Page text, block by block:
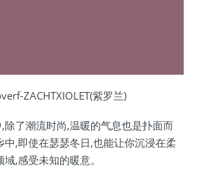
ZACHTXIOLET(紫罗兰)
除了潮流时尚,温暖的气息也是扑面而
中,即使在瑟瑟冬日,也能让你沉浸在柔
,感受未知的暖意。